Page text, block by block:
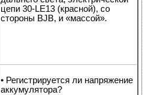
цепи 30-LE13 (красной), со
стороны BJB, и «массой».
• Регистрируется ли напряжение
аккумулятора?